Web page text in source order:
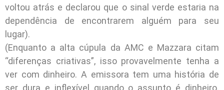
voltou atrás e declarou que o sinal verde estaria na
dependência de encontrarem alguém para seu
lugar).
(Enquanto a alta cúpula da AMC e Mazzara citam
“diferenças criativas”, isso provavelmente tenha a
ver com dinheiro. A emissora tem uma história de
ser dura e inflexível quando o assunto é dinheiro.